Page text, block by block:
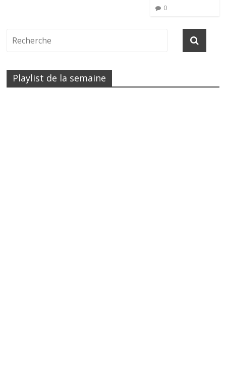
0
Playlist de la semaine